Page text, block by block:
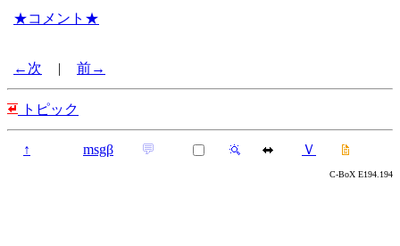
★コメント★
←次 | 前→
トピック
↑ msgβ 💬 Ｖ
C-BoX E194.194